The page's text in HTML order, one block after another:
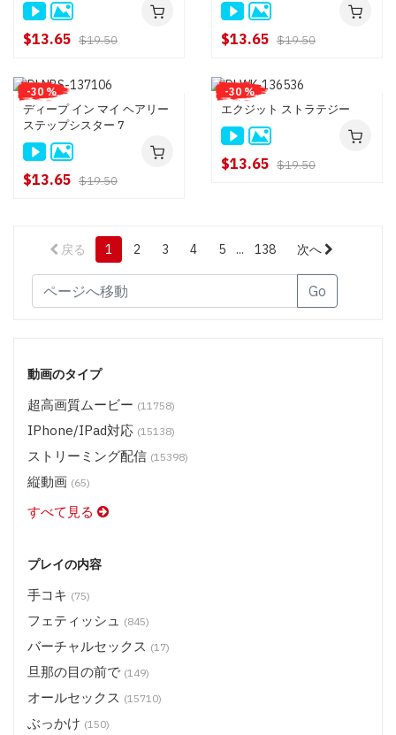
動画のタイプ
超高画質ムービー (11758)
IPhone/iPad対応 (15138)
ストリーミング配信 (15398)
縦動画 (65)
すべて見る
プレイの内容
手コキ (75)
フェティッシュ (845)
バーチャルセックス (17)
旦那の目の前で (149)
オールセックス (15710)
ぶっかけ (150)
$13.65 $19.50 $13.65 $19.50
-30 %
ディープ イン マイ ヘアリー
ステップシスター 7
$13.65 $19.50
-30 %
エクジット ストラテジー
$13.65 $19.50
戻る 1 2 3 4 5 ... 138 次へ
Go